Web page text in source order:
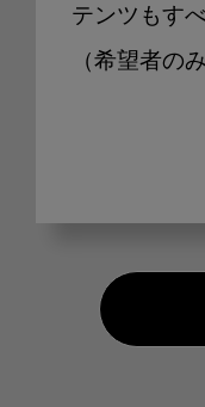
テンツもす
（希望者のみ